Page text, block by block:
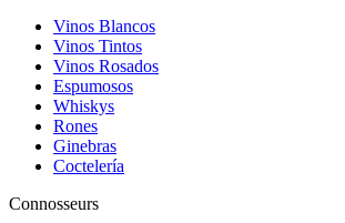
Vinos Blancos
Vinos Tintos
Vinos Rosados
Espumosos
Whiskys
Rones
Ginebras
Coctelería
Connosseurs